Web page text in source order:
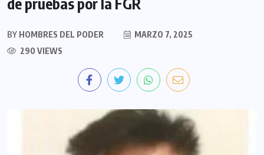
BY HOMBRES DEL PODER
MARZO 7, 2025
290 VIEWS